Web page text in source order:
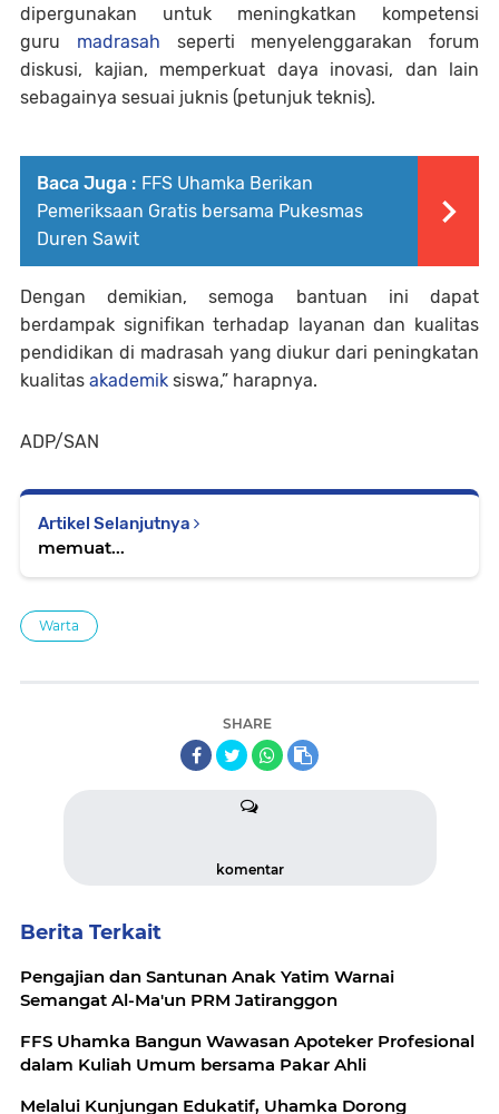
dipergunakan untuk meningkatkan kompetensi
guru madrasah seperti menyelenggarakan forum
diskusi, kajian, memperkuat daya inovasi, dan lain
sebagainya sesuai juknis (petunjuk teknis).
Baca Juga : FFS Uhamka Berikan
Pemeriksaan Gratis bersama Pukesmas
Duren Sawit
Dengan demikian, semoga bantuan ini dapat
berdampak signifikan terhadap layanan dan kualitas
pendidikan di madrasah yang diukur dari peningkatan
kualitas akademik siswa,” harapnya.
ADP/SAN
Artikel Selanjutnya
memuat...
Warta
SHARE
komentar
Berita Terkait
Pengajian dan Santunan Anak Yatim Warnai
Semangat Al-Ma'un PRM Jatiranggon
FFS Uhamka Bangun Wawasan Apoteker Profesional
dalam Kuliah Umum bersama Pakar Ahli
Melalui Kunjungan Edukatif, Uhamka Dorong